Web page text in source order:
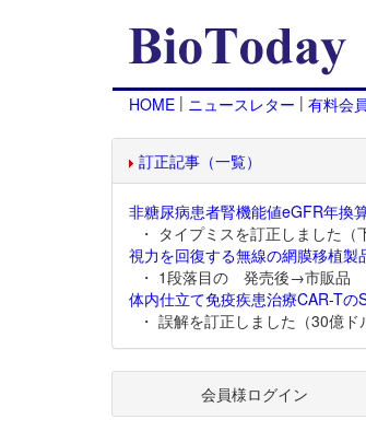
HOME | ニュースレター | 有料会
訂正記事（一覧）
非糖尿病患者腎機能値eGFR年換
・ タイプミスを訂正しました
視力を回復する無線の網膜移植製
・ 1段落目の 発売後→市販品
体内仕立て免疫疾患治療CAR-T
・ 誤解を訂正しました（30億
会員様ログイン